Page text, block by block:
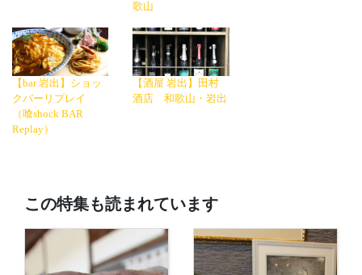
歌山
【bar 岩出】ショッ
クバーリプレイ
（喰shock BAR
Replay）
【酒屋 岩出】田村
酒店 和歌山・岩出
この特集も読まれています